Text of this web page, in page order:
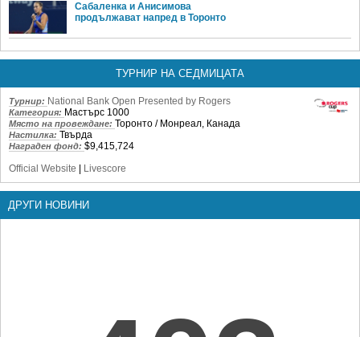
Сабаленка и Анисимова
продължават напред в Торонто
ТУРНИР НА СЕДМИЦАТА
Турнир: National Bank Open Presented by Rogers
Категория: Мастърс 1000
Място на провеждане: Торонто / Монреал, Канада
Настилка: Твърда
Награден фонд: $9,415,724
Official Website | Livescore
ДРУГИ НОВИНИ